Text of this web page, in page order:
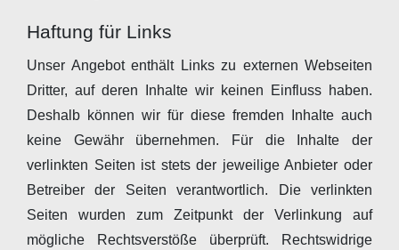
Haftung für Links
Unser Angebot enthält Links zu externen Webseiten
Dritter, auf deren Inhalte wir keinen Einfluss haben.
Deshalb können wir für diese fremden Inhalte auch
keine Gewähr übernehmen. Für die Inhalte der
verlinkten Seiten ist stets der jeweilige Anbieter oder
Betreiber der Seiten verantwortlich. Die verlinkten
Seiten wurden zum Zeitpunkt der Verlinkung auf
mögliche Rechtsverstöße überprüft. Rechtswidrige